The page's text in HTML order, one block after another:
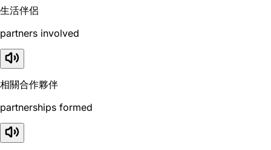
生活伴侶
partners involved
相關合作夥伴
partnerships formed